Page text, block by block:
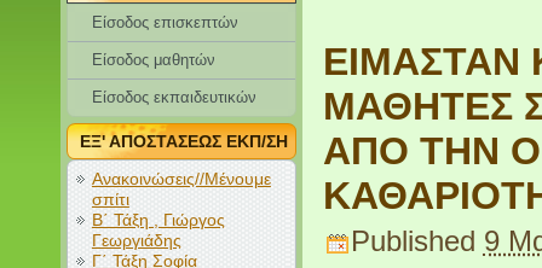
Είσοδος επισκεπτών
Eίσοδος μαθητών
Είσοδος εκπαιδευτικών
ΕΞ' ΑΠΟΣΤΑΣΕΩΣ ΕΚΠ/ΣΗ
Ανακοινώσεις//Μένουμε
σπίτι
Β΄ Τάξη , Γιώργος
Γεωργιάδης
Γ΄ Τάξη Σοφία
ΕΙΜΑΣΤΑΝ
ΜΑΘΗΤΕΣ
ΑΠΟ ΤΗΝ
Published 9